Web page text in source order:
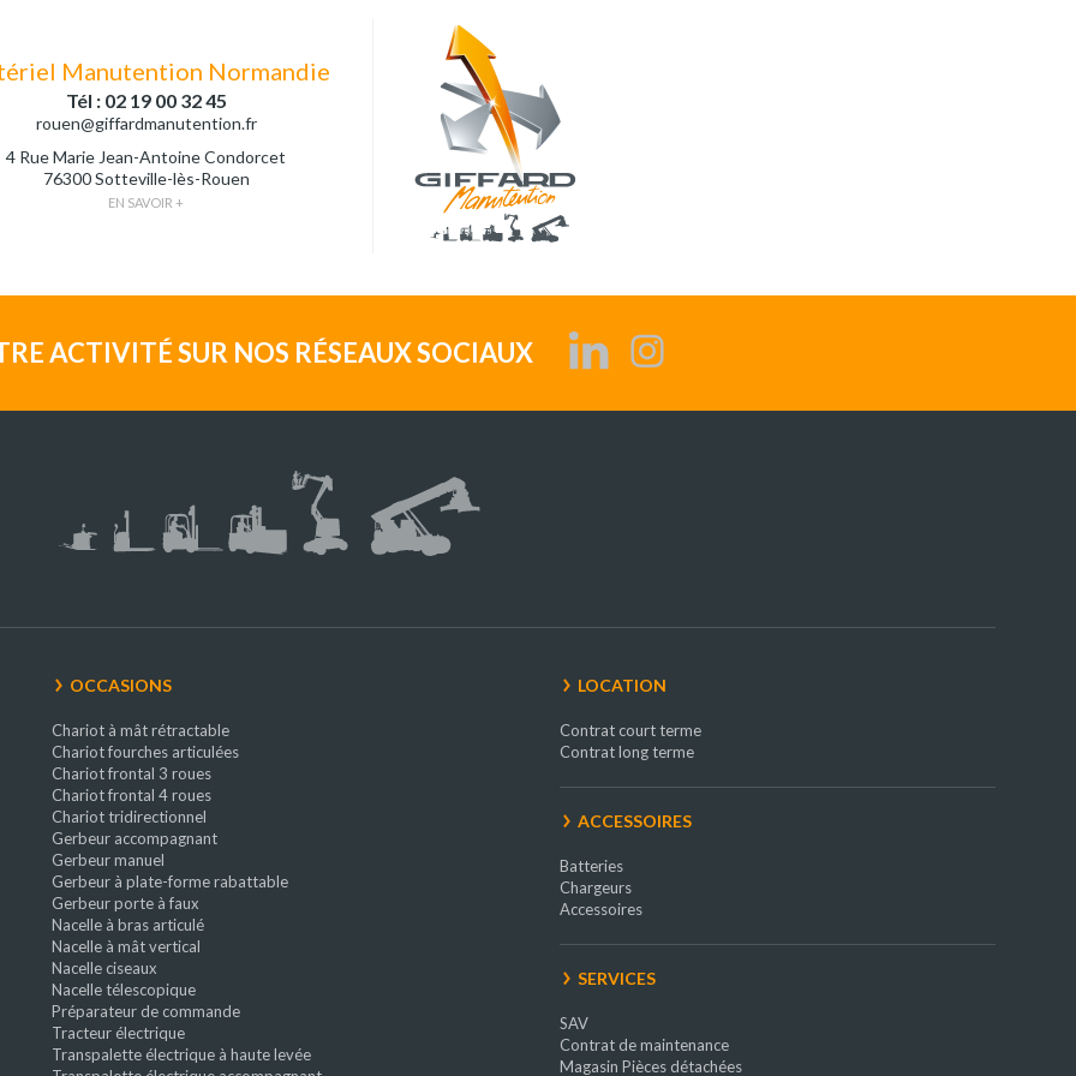
Manutention Normandie
Tél : 02 19 00 32 45
rouen@giffardmanutention.fr
4 Rue Marie Jean-Antoine Condorcet
76300 Sotteville-lès-Rouen
EN SAVOIR +
ACTIVITÉ SUR NOS RÉSEAUX SOCIAUX
OCCASIONS
Chariot à mât rétractable
Chariot fourches articulées
Chariot frontal 3 roues
Chariot frontal 4 roues
Chariot tridirectionnel
Gerbeur accompagnant
Gerbeur manuel
Gerbeur à plate-forme rabattable
Gerbeur porte à faux
Nacelle à bras articulé
Nacelle à mât vertical
Nacelle ciseaux
Nacelle télescopique
Préparateur de commande
Tracteur électrique
Transpalette électrique à haute levée
LOCATION
Contrat court terme
Contrat long terme
ACCESSOIRES
Batteries
Chargeurs
Accessoires
SERVICES
SAV
Contrat de maintenance
Magasin Pièces détachées